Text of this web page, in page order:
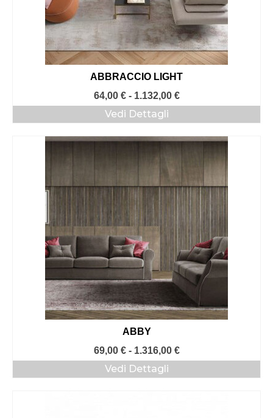
ABBRACCIO LIGHT
64,00 € - 1.132,00 €Fascia
di
64,00 €
1.132,00 €
Vedi Dettagli
ABBY
69,00 € - 1.316,00 €Fascia
di
Vedi Dettagli